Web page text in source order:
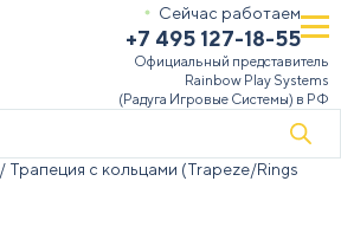
Сейчас работаем
+7 495 127-18-55
Официальный представитель
Rainbow Play Systems
(Радуга Игровые Системы) в РФ
/ Трапеция с кольцами (Trapeze/Rings